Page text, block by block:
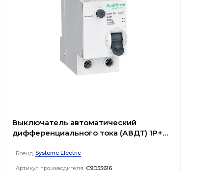
Выключатель автоматический
дифференциального тока (АВДТ) 1P+N
Бренд Systeme Electric
Артикул производителя C9D55616